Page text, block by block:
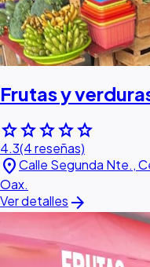
Frutas y
starstarstarstarstar
4.3(4 reseñas)
location_onCalle Segunda Nte.,
Oax.
Ver detalles arrow_forward